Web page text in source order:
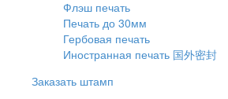
Флэш печать
Печать до 30мм
Гербовая печать
Иностранная печать 国外密封
Заказать штамп